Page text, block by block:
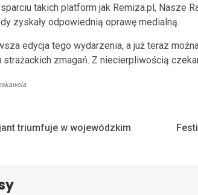
takich platform jak Remiza.pl, Nasze
zyskały odpowiednią oprawę medialną.
edycja tego wydarzenia, a już teraz
strażackich zmagań. Z niecierpliwością
triumfuje w wojewódzkim